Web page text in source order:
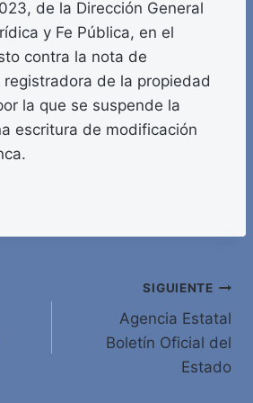
de la Dirección General
y Fe Pública, en el
contra la nota de
de la propiedad
la que se suspende la
escritura de modificación
SIGUIENTE
Agencia Estatal
Boletín Oficial del
Estado